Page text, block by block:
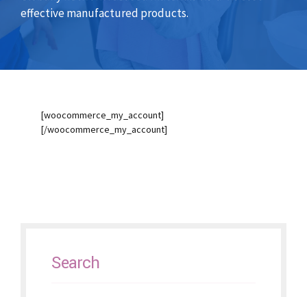
effective manufactured products.
[woocommerce_my_account]
[/woocommerce_my_account]
Search